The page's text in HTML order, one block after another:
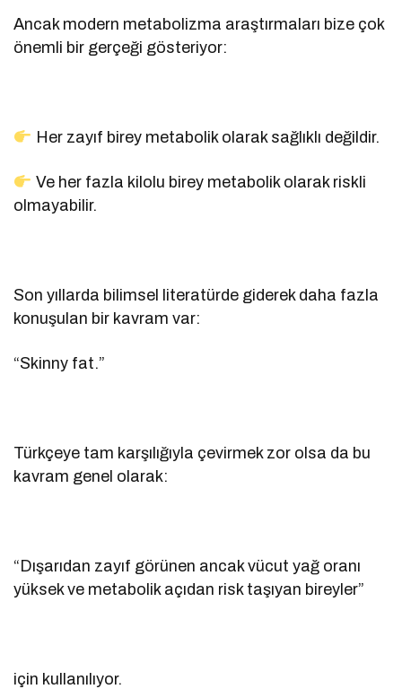
Ancak modern metabolizma araştırmaları bize çok
önemli bir gerçeği gösteriyor:
Her zayıf birey metabolik olarak sağlıklı değildir.
Ve her fazla kilolu birey metabolik olarak riskli
olmayabilir.
Son yıllarda bilimsel literatürde giderek daha fazla
konuşulan bir kavram var:
“Skinny fat.”
Türkçeye tam karşılığıyla çevirmek zor olsa da bu
kavram genel olarak:
“Dışarıdan zayıf görünen ancak vücut yağ oranı
yüksek ve metabolik açıdan risk taşıyan bireyler”
için kullanılıyor.